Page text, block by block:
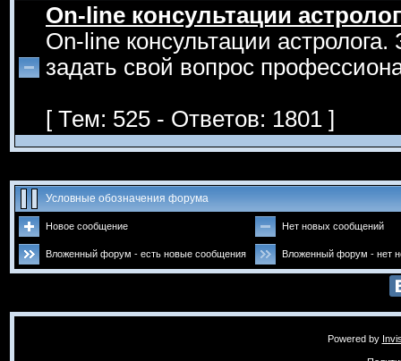
On-line консультации
On-line консультации
задать свой вопрос
[ Тем: 525 - Ответов: 1801 ]
Условные обозначения форума
Новое сообщение Нет новых сообщений
Вложенный форум - есть новые сообщения Вложенный форум - нет
Powered by